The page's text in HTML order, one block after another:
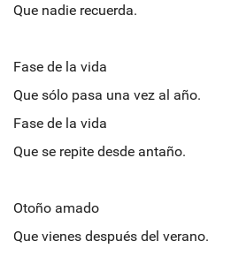
Que nadie recuerda.
Fase de la vida
Que sólo pasa una vez al año.
Fase de la vida
Que se repite desde antaño.
Otoño amado
Que vienes después del verano.